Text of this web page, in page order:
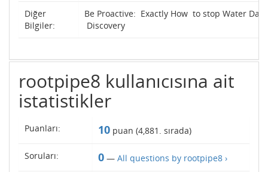
Diğer
Bilgiler:
Be Proactive: Exactly How to stop Water
Discovery
rootpipe8 kullanıcısına ait
istatistikler
Puanları: 10 puan (4,881 . sırada)
Soruları: 0 — All questions by rootpipe8 ›